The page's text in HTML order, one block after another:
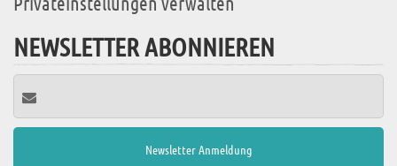
NEWSLETTER ABONNIEREN